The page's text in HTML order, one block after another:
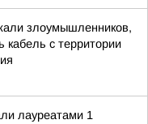
злоумышленников,
кабель с территории
лауреатами 1